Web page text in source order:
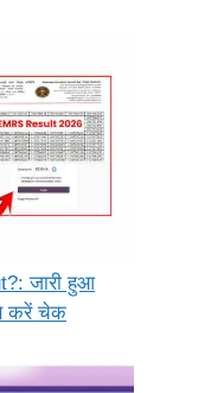
जारी हुआ
करें चेक